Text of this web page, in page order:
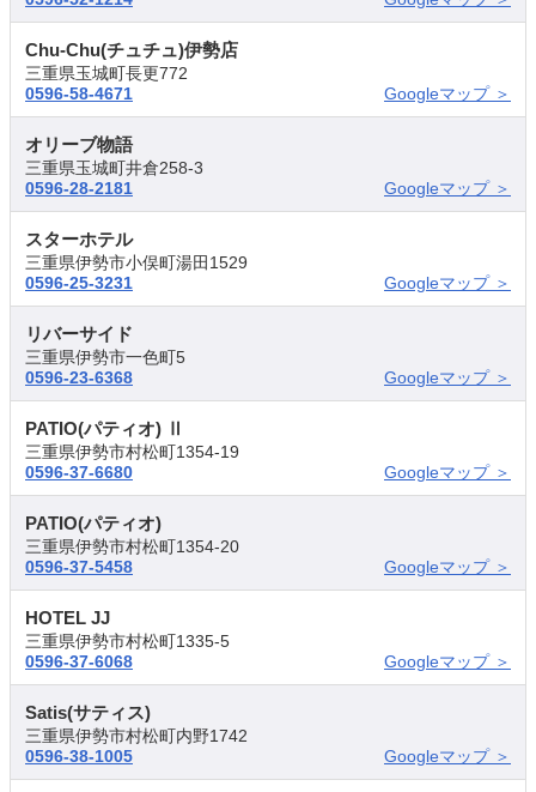
Chu-Chu(チュチュ)伊勢店
三重県玉城町長更772
0596-58-4671
Googleマップ ＞
オリーブ物語
三重県玉城町井倉258-3
0596-28-2181
Googleマップ ＞
スターホテル
三重県伊勢市小俣町湯田1529
0596-25-3231
Googleマップ ＞
リバーサイド
三重県伊勢市一色町5
0596-23-6368
Googleマップ ＞
PATIO(パティオ) Ⅱ
三重県伊勢市村松町1354-19
0596-37-6680
Googleマップ ＞
PATIO(パティオ)
三重県伊勢市村松町1354-20
0596-37-5458
Googleマップ ＞
HOTEL JJ
三重県伊勢市村松町1335-5
0596-37-6068
Googleマップ ＞
Satis(サティス)
三重県伊勢市村松町内野1742
0596-38-1005
Googleマップ ＞